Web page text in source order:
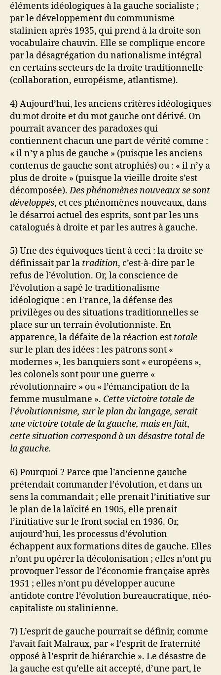
éléments idéologiques à la gauche socialiste ;
par le développement du communisme
stalinien après 1935, qui prend à la droite son
vocabulaire chauvin. Elle se complique encore
par la désagrégation du nationalisme intégral
en certains secteurs de la droite traditionnelle
(collaboration, européisme, atlantisme).
4) Aujourd’hui, les anciens critères idéologiques
du mot droite et du mot gauche ont dérivé. On
pourrait avancer des paradoxes qui
contiennent chacun une part de vérité comme :
« il n’y a plus de gauche » (puisque les anciens
contenus de gauche sont atrophiés) ou : « il n’y a
plus de droite » (puisque la vieille droite s’est
décomposée).Des phénomènes nouveaux se sont
développés, et ces phénomènes nouveaux, dans
le désarroi actuel des esprits, sont par les uns
catalogués à droite et par les autres à gauche.
5) Une des équivoques tient à ceci : la droite se
définissait par la tradition, c’est-à-dire par le
refus de l’évolution. Or, la conscience de
l’évolution a sapé le traditionalisme
idéologique : en France, la défense des
privilèges ou des situations traditionnelles se
place sur un terrain évolutionniste. En
apparence, la défaite de la réaction est totale
sur le plan des idées : les patrons sont «
modernes », les banquiers sont « européens »,
les colonels sont pour une guerre «
révolutionnaire » ou « l’émancipation de la
femme musulmane ». Cette victoire totale de
l’évolutionnisme, sur le plan du langage, serait
une victoire totale de la gauche, mais en fait,
cette situation correspond à un désastre total de
la gauche.
6) Pourquoi ? Parce que l’ancienne gauche
prétendait commander l’évolution, et dans un
sens la commandait ; elle prenait l’initiative sur
le plan de la laïcité en 1905, elle prenait
l’initiative sur le front social en 1936. Or,
aujourd’hui, les processus d’évolution
échappent aux formations dites de gauche. Elles
n’ont pu opérer la décolonisation ; elles n’ont pu
provoquer l’essor de l’économie française après
1951 ; elles n’ont pu développer aucune
antidote contre l’évolution bureaucratique, néo-
capitaliste ou stalinienne.
7) L’esprit de gauche pourrait se définir, comme
l’avait fait Malraux, par « l’esprit de fraternité
opposé à l’esprit de hiérarchie ». Le désastre de
la gauche est qu’elle ait accepté, d’une part, le